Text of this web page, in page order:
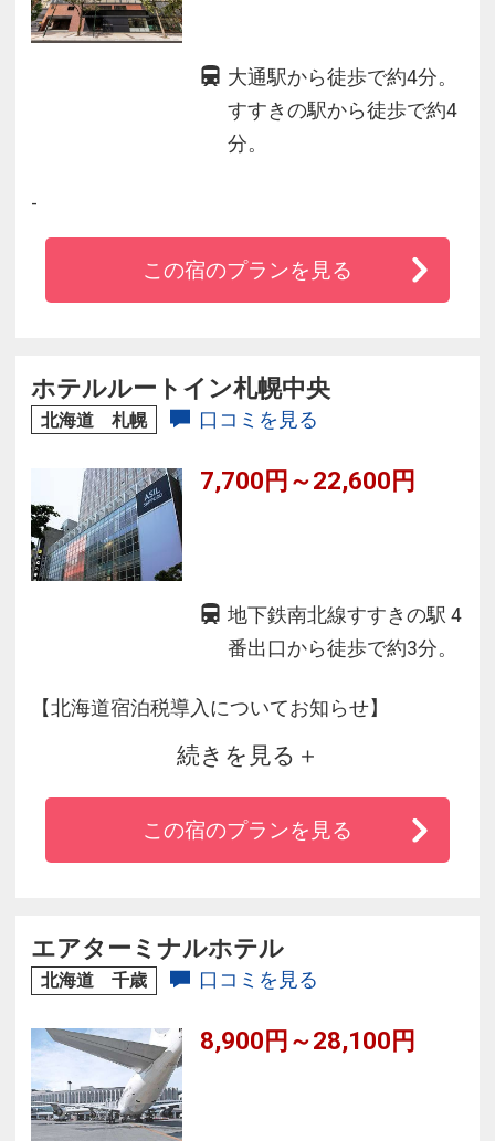
大通駅から徒歩で約4分。
すすきの駅から徒歩で約4
分。
-
この宿のプランを見る
ホテルルートイン札幌中央
北海道 札幌 口コミを見る
7,700円～22,600円
地下鉄南北線すすきの駅 4
番出口から徒歩で約3分。
【北海道宿泊税導入についてお知らせ】
2026年4月1日(水)以降のご宿泊分より、北海道
および各市町村において宿泊税が導入されま
※詳細は公式サイトにてご確認ください。
続きを見る
この宿のプランを見る
エアターミナルホテル
北海道 千歳 口コミを見る
8,900円～28,100円